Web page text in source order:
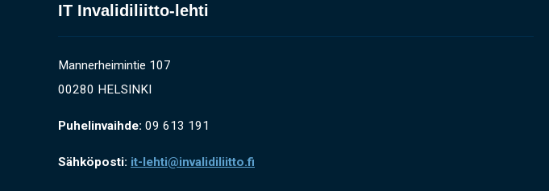
IT Invalidiliitto-lehti
Mannerheimintie 107
00280 HELSINKI
Puhelinvaihde: 09 613 191
Sähköposti: it-lehti@invalidiliitto.fi